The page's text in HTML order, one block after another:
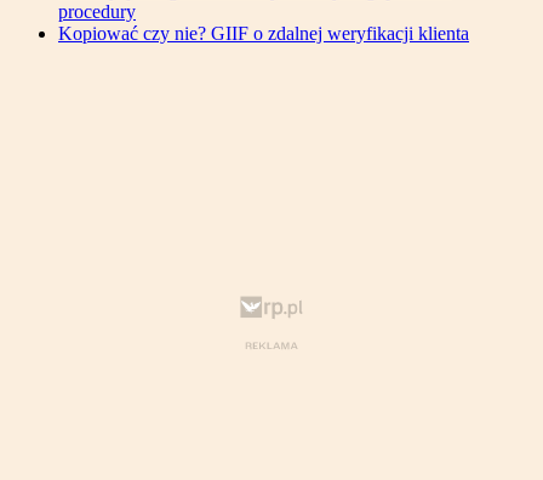
procedury
Kopiować czy nie? GIIF o zdalnej weryfikacji klienta